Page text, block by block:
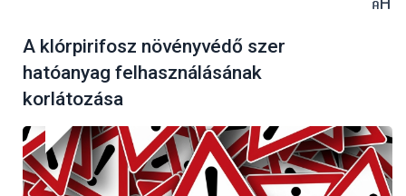
A klórpirifosz növényvédő szer
hatóanyag felhasználásának
korlátozása